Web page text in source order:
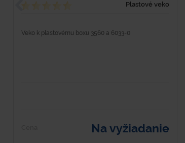
Plastové veko
Veko k plastovému boxu 3560 a 6033-0
Na vyžiadanie